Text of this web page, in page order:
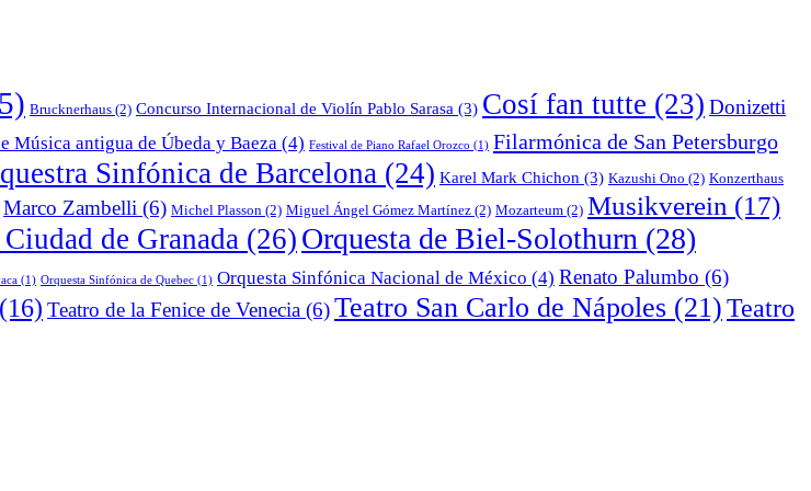
Brucknerhaus (2) Concurso Internacional de Violín Pablo Sarasa (3) Cosí fan tutte (23) Donizetti
Música antigua de Úbeda y Baeza (4) Festival de Piano Rafael Orozco (1) Filarmónica de San Petersburgo
Sinfónica de Barcelona (24) Karel Mark Chichon (3) Kazushi Ono (2) Konzerthaus
Marco Zambelli (6) Michel Plasson (2) Miguel Ángel Gómez Martínez (2) Mozarteum (2) Musikverein (17)
de Granada (26) Orquesta de Biel-Solothurn (28)
(1) Orquesta Sinfónica de Quebec (1) Orquesta Sinfónica Nacional de México (4) Renato Palumbo (6)
(16) Teatro de la Fenice de Venecia (6)Teatro San Carlo de Nápoles (21)Teatro